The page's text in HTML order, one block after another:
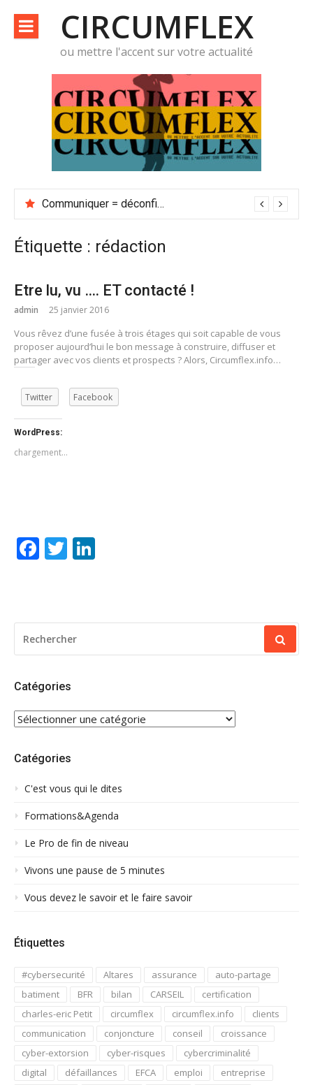
contenu
CIRCUMFLEX
ou mettre l'accent sur votre actualité
Communiquer = déconfiner
Étiquette : rédaction
Etre lu, vu …. ET contacté !
admin 25 janvier 2016
Vous rêvez d’une fusée à trois étages qui soit capable de vous
proposer aujourd’hui le bon message à construire, diffuser et
partager avec vos clients et prospects ? Alors, Circumflex.info…
Twitter Facebook
WordPress:
chargement…
Facebook
Twitter
POUR
:
Catégories
CATÉGORIES
Catégories
C'est vous qui le dites
Formations&Agenda
Le Pro de fin de niveau
Vivons une pause de 5 minutes
Vous devez le savoir et le faire savoir
Étiquettes
#cybersecurité Altares assurance
auto-partage
batiment
BFR bilan CARSEIL
certification
charles-eric Petit
circumflex circumflex.info
clients
communication
conjoncture conseil
croissance
cyber-extorsion
cyber-risques
cybercriminalité
digital
défaillances EFCA emploi
entreprise